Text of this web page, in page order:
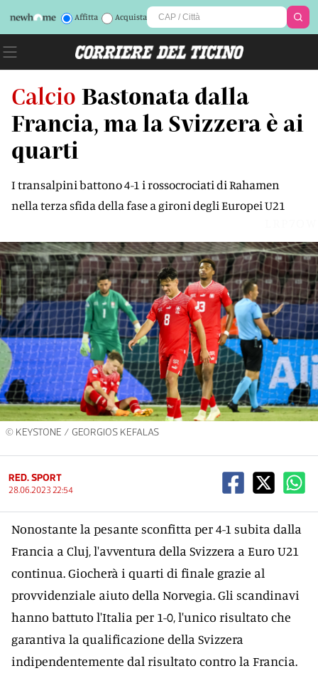
Affitta Acquista
Calcio Bastonata dalla
Francia, ma la Svizzera è ai
quarti
I transalpini battono 4-1 i rossocrociati di Rahamen
nella terza sfida della fase a gironi degli Europei U21
© KEYSTONE / GEORGIOS KEFALAS
RED. SPORT
28.06.2023 22:54
Nonostante la pesante sconfitta per 4-1 subita dalla
Francia a Cluj, l'avventura della Svizzera a Euro U21
continua. Giocherà i quarti di finale grazie al
provvidenziale aiuto della Norvegia. Gli scandinavi
hanno battuto l'Italia per 1-0, l'unico risultato che
garantiva la qualificazione della Svizzera
indipendentemente dal risultato contro la Francia.